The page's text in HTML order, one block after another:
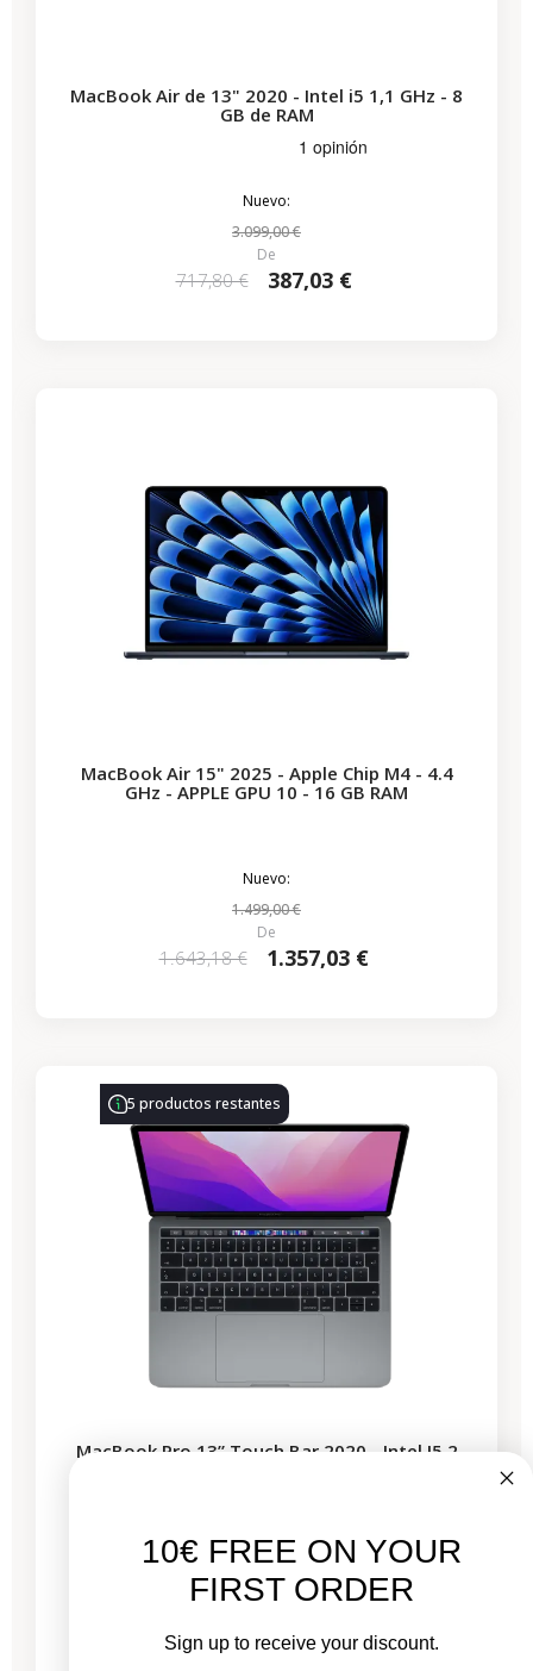
MacBook Air de 13" 2020 - Intel i5 1,1 GHz - 8
GB de RAM
Nuevo:
3.099,00 €
De
717,80 € 387,03 €
MacBook Air 15" 2025 - Apple Chip M4 - 4.4
GHz - APPLE GPU 10 - 16 GB RAM
Nuevo:
1.499,00 €
De
1.643,18 € 1.357,03 €
5 productos restantes
MacBook Pro 13” Touch Bar 2020 - Intel I5 2
Nuevo:
1.799,00 €
749,81 € 435,53 €
10€ FREE ON YOUR
FIRST ORDER
Sign up to receive your discount.